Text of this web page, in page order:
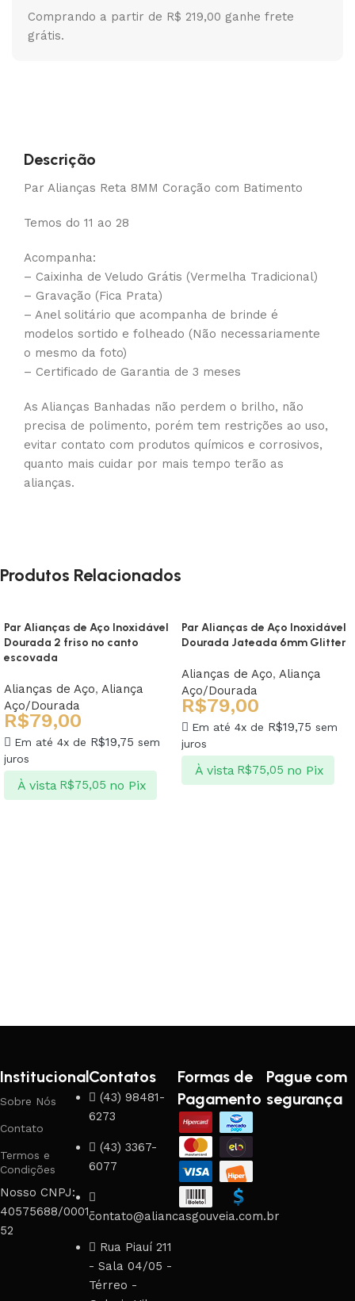
Comprando a partir de R$ 219,00 ganhe frete
grátis.
Descrição
Par Alianças Reta 8MM Coração com Batimento
Temos do 11 ao 28
Acompanha:
– Caixinha de Veludo Grátis (Vermelha Tradicional)
– Gravação (Fica Prata)
– Anel solitário que acompanha de brinde é
modelos sortido e folheado (Não necessariamente
o mesmo da foto)
– Certificado de Garantia de 3 meses
As Alianças Banhadas não perdem o brilho, não
precisa de polimento, porém tem restrições ao uso,
evitar contato com produtos químicos e corrosivos,
quanto mais cuidar por mais tempo terão as
alianças.
Produtos Relacionados
Par Alianças de Aço Inoxidável
Dourada 2 friso no canto
escovada
Alianças de Aço, Aliança
Aço/Dourada
R$79,00
Em até 4x de R$19,75 sem
juros
À vista R$75,05 no Pix
Par Alianças de Aço Inoxidável
Dourada Jateada 6mm Glitter
Alianças de Aço, Aliança
Aço/Dourada
R$79,00
Em até 4x de R$19,75 sem
juros
À vista R$75,05 no Pix
Institucional
Sobre Nós
Contato
Termos e
Condições
Nosso CNPJ:
40575688/0001-
52
Contatos
(43) 98481-
6273
(43) 3367-
6077
contato@aliancasgouveia.com.br
Rua Piauí 211
- Sala 04/05 -
Térreo -
Formas de
Pagamento
Pague com
segurança